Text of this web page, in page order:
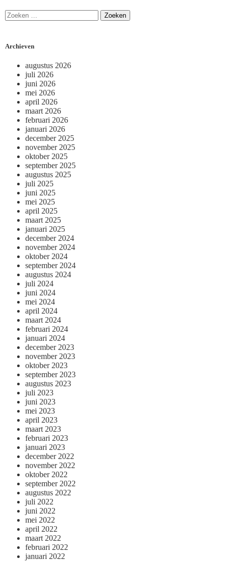
Archieven
augustus 2026
juli 2026
juni 2026
mei 2026
april 2026
maart 2026
februari 2026
januari 2026
december 2025
november 2025
oktober 2025
september 2025
augustus 2025
juli 2025
juni 2025
mei 2025
april 2025
maart 2025
januari 2025
december 2024
november 2024
oktober 2024
september 2024
augustus 2024
juli 2024
juni 2024
mei 2024
april 2024
maart 2024
februari 2024
januari 2024
december 2023
november 2023
oktober 2023
september 2023
augustus 2023
juli 2023
juni 2023
mei 2023
april 2023
maart 2023
februari 2023
januari 2023
december 2022
november 2022
oktober 2022
september 2022
augustus 2022
juli 2022
juni 2022
mei 2022
april 2022
maart 2022
februari 2022
januari 2022